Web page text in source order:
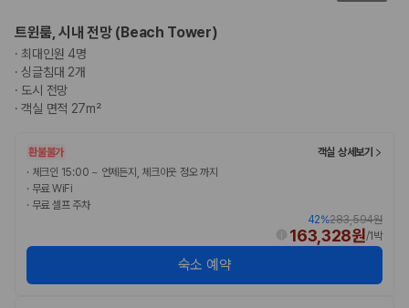
2. 보험 조건은 가격만큼 중요합니다
완전자차와 슈퍼자차는 업체별 보장 범위가 다를 수 있습니다. 카모아에서
는 제주 렌트카 가격과 함께 보험 조건을 비교해 여행 스타일에 맞는 보장
수준을 선택할 수 있습니다.
제주 렌트카는 차량 인수 위치와 셔틀 편의성에 따라 실제 이용 만족도가
달라집니다. 공항에서 렌트카 사무실까지의 이동 조건을 가격과 함께 비교
하는 것이 좋습니다.
제주도 렌트카 차종별 가격비교
경차·소형차
트윈룸, 시내 전망 (Beach Tower)
· 최대인원 4명
·싱글침대 2개
· 도시 전망
·객실 면적 27m²
환불불가
객실 상세보기
· 체크인 15:00 ~ 언제든지, 체크아웃 정오 까지
· 무료 WiFi
· 무료 셀프 주차
42%283,594원
163,328원/1박
숙소 예약